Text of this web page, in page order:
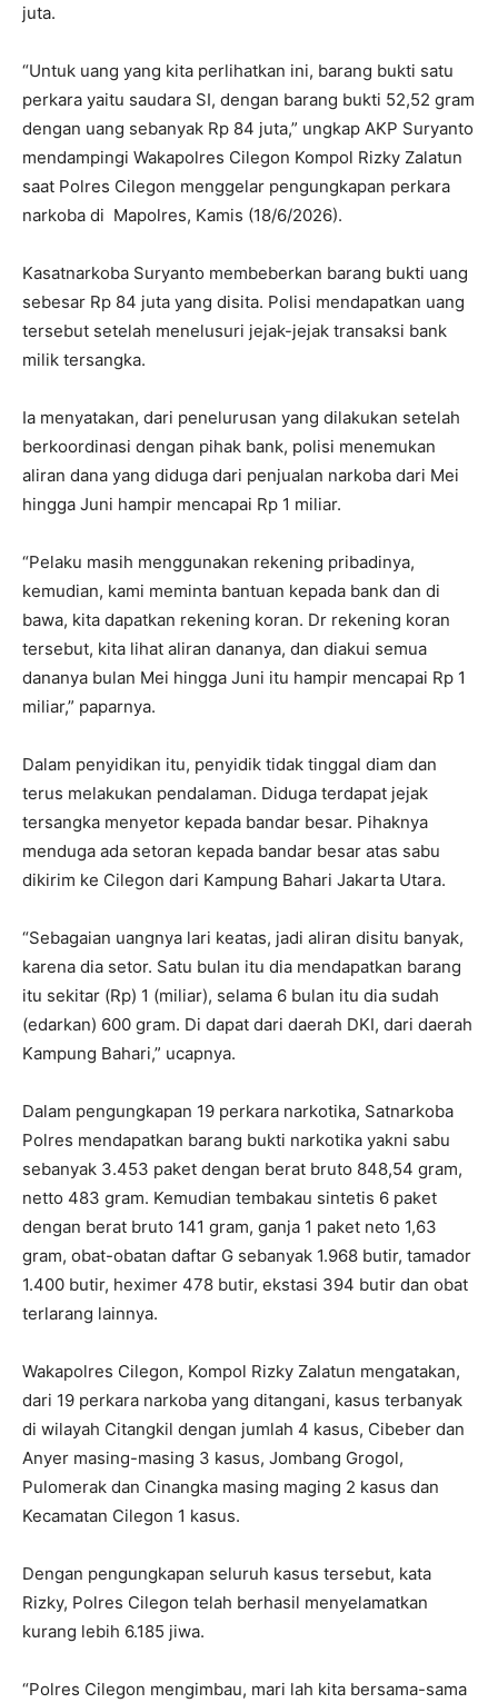
juta.
“Untuk uang yang kita perlihatkan ini, barang bukti satu
perkara yaitu saudara SI, dengan barang bukti 52,52 gram
dengan uang sebanyak Rp 84 juta,” ungkap AKP Suryanto
mendampingi Wakapolres Cilegon Kompol Rizky Zalatun
saat Polres Cilegon menggelar pengungkapan perkara
narkoba di Mapolres, Kamis (18/6/2026).
Kasatnarkoba Suryanto membeberkan barang bukti uang
sebesar Rp 84 juta yang disita. Polisi mendapatkan uang
tersebut setelah menelusuri jejak-jejak transaksi bank
milik tersangka.
Ia menyatakan, dari penelurusan yang dilakukan setelah
berkoordinasi dengan pihak bank, polisi menemukan
aliran dana yang diduga dari penjualan narkoba dari Mei
hingga Juni hampir mencapai Rp 1 miliar.
“Pelaku masih menggunakan rekening pribadinya,
kemudian, kami meminta bantuan kepada bank dan di
bawa, kita dapatkan rekening koran. Dr rekening koran
tersebut, kita lihat aliran dananya, dan diakui semua
dananya bulan Mei hingga Juni itu hampir mencapai Rp 1
miliar,” paparnya.
Dalam penyidikan itu, penyidik tidak tinggal diam dan
terus melakukan pendalaman. Diduga terdapat jejak
tersangka menyetor kepada bandar besar. Pihaknya
menduga ada setoran kepada bandar besar atas sabu
dikirim ke Cilegon dari Kampung Bahari Jakarta Utara.
“Sebagaian uangnya lari keatas, jadi aliran disitu banyak,
karena dia setor. Satu bulan itu dia mendapatkan barang
itu sekitar (Rp) 1 (miliar), selama 6 bulan itu dia sudah
(edarkan) 600 gram. Di dapat dari daerah DKI, dari daerah
Kampung Bahari,” ucapnya.
Dalam pengungkapan 19 perkara narkotika, Satnarkoba
Polres mendapatkan barang bukti narkotika yakni sabu
sebanyak 3.453 paket dengan berat bruto 848,54 gram,
netto 483 gram. Kemudian tembakau sintetis 6 paket
dengan berat bruto 141 gram, ganja 1 paket neto 1,63
gram, obat-obatan daftar G sebanyak 1.968 butir, tamador
1.400 butir, heximer 478 butir, ekstasi 394 butir dan obat
terlarang lainnya.
Wakapolres Cilegon, Kompol Rizky Zalatun mengatakan,
dari 19 perkara narkoba yang ditangani, kasus terbanyak
di wilayah Citangkil dengan jumlah 4 kasus, Cibeber dan
Anyer masing-masing 3 kasus, Jombang Grogol,
Pulomerak dan Cinangka masing maging 2 kasus dan
Kecamatan Cilegon 1 kasus.
Dengan pengungkapan seluruh kasus tersebut, kata
Rizky, Polres Cilegon telah berhasil menyelamatkan
kurang lebih 6.185 jiwa.
“Polres Cilegon mengimbau, mari lah kita bersama-sama